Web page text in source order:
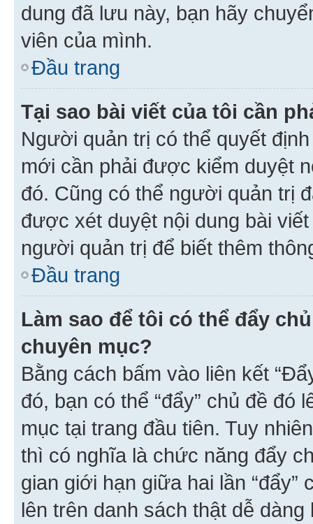
dung đã lưu này, bạn hãy
viên của mình.
Đầu trang
Tại sao bài viết của tôi cần
Người quản trị có thể quyết
mới cần phải được kiểm duyệt
đó. Cũng có thể người quản trị
được xét duyệt nội dung bài
người quản trị để biết thêm
Đầu trang
Làm sao để tôi có thể đẩy
chuyên mục?
Bằng cách bấm vào liên kết
đó, bạn có thể “đẩy” chủ đề đó
mục tại trang đầu tiên. Tuy
thì có nghĩa là chức năng đẩy
gian giới hạn giữa hai lần “đẩy”
lên trên danh sách thật dễ